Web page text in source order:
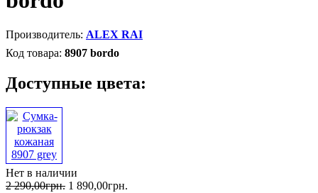
ALEX RAI
8907 bordo
Доступные цвета:
Нет в наличии
2 290,00грн. 1 890,00грн.